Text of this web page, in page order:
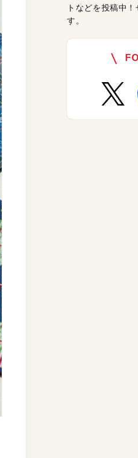
トなどを投稿中
す。